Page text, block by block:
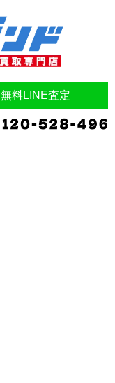
無料LINE査定